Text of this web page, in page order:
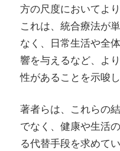
方の尺度においてよ
これは、統合療法が
なく、日常生活や全
響を与えるなど、よ
性があることを示唆し
著者らは、これらの
でなく、健康や生活
る代替手段を求めて